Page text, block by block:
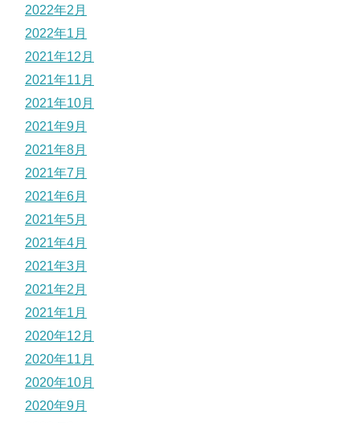
2022年2月
2022年1月
2021年12月
2021年11月
2021年10月
2021年9月
2021年8月
2021年7月
2021年6月
2021年5月
2021年4月
2021年3月
2021年2月
2021年1月
2020年12月
2020年11月
2020年10月
2020年9月